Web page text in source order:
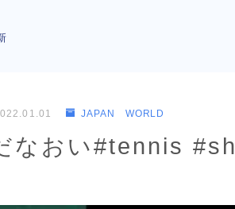
JAPAN WORLD
なおい#tennis